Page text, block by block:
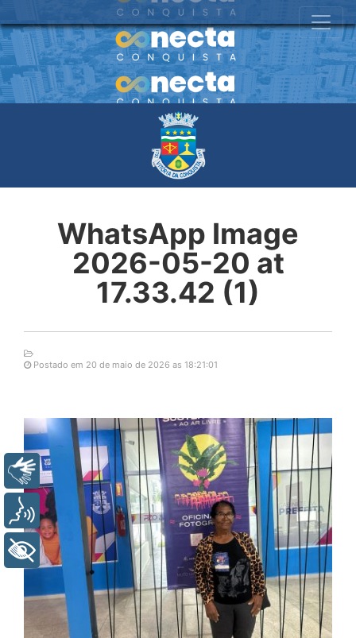
WhatsApp Image
2026-05-20 at
17.33.42 (1)
Postado em 20 de maio de 2026 as 18:21:01
Libras
Voz
+ Acessibilidade